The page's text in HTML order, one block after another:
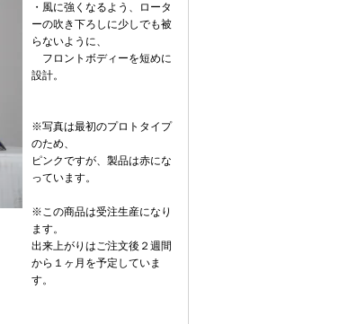
・風に強くなるよう、ロータ
ーの吹き下ろしに少しでも被
らないように、
フロントボディーを短めに
設計。
※写真は最初のプロトタイプ
のため、
ピンクですが、製品は赤にな
っています。
※この商品は受注生産になり
ます。
出来上がりはご注文後２週間
から１ヶ月を予定していま
す。